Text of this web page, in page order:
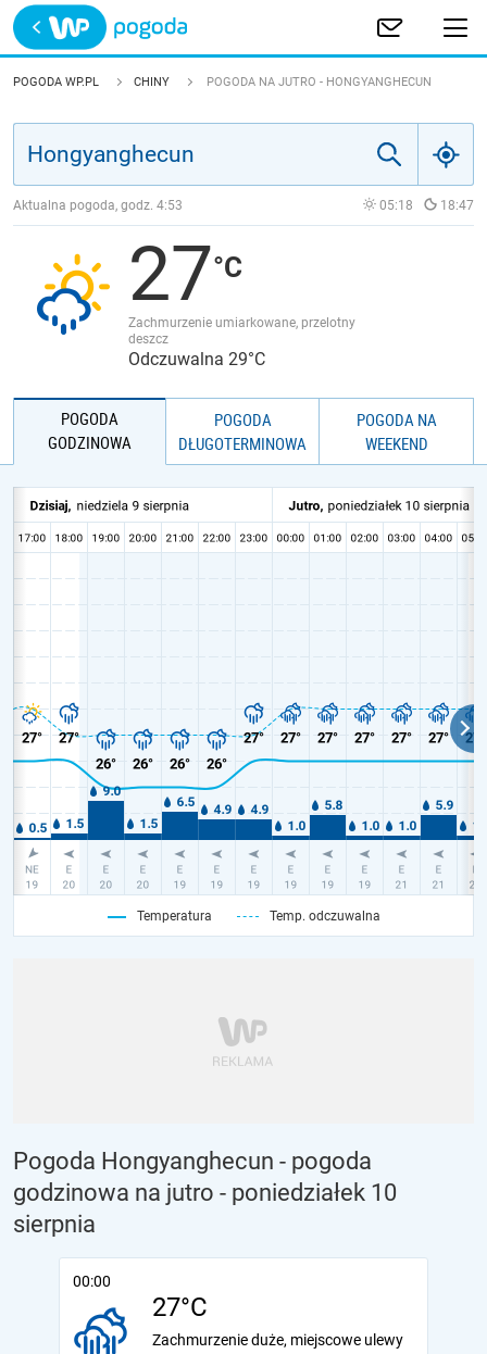
Trwa ładowanie
POLSKA
JAKOŚĆ POWIETRZA
POGODA WP.PL CHINY POGODA NA JUTRO - HONGYANGHECUN
Aktualna pogoda, godz. 4:53 05:18 18:47
27
Zachmurzenie umiarkowane, przelotny
deszcz
Odczuwalna 29°C
POGODA
GODZINOWA
POGODA
DŁUGOTERMINOWA
POGODA NA
WEEKEND
Temperatura Temp. odczuwalna
Pogoda Hongyanghecun - pogoda
godzinowa na jutro - poniedziałek 10
sierpnia
00:00
27°C
Zachmurzenie duże, miejscowe ulewy